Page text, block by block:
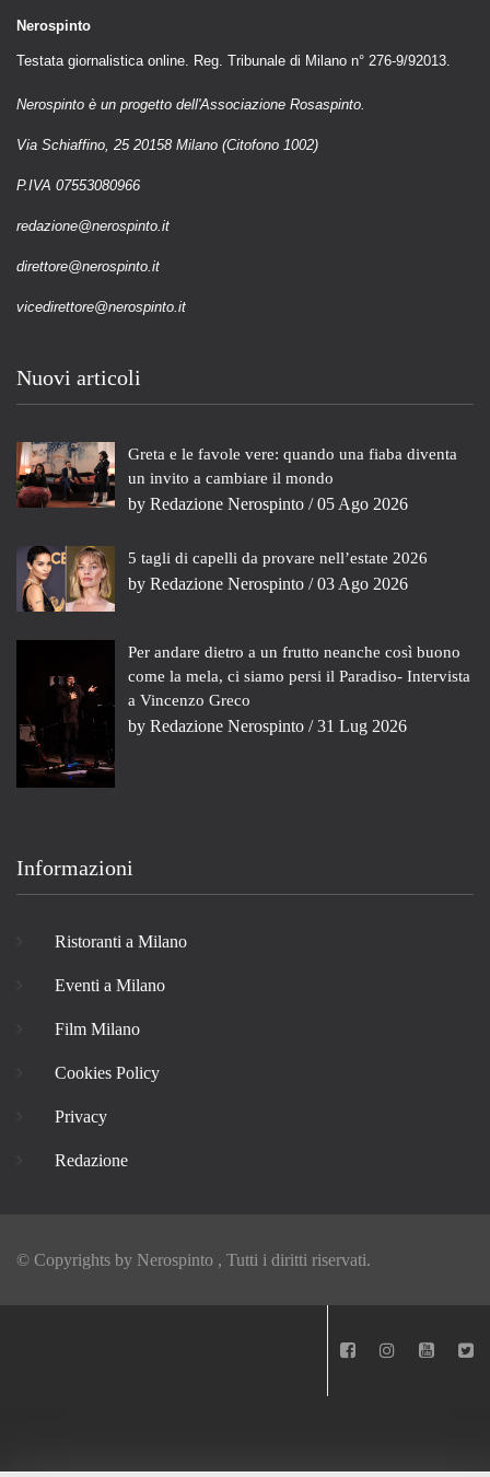
Nerospinto
Testata giornalistica online. Reg. Tribunale di Milano n° 276-9/92013.
Nerospinto è un progetto dell'Associazione Rosaspinto.
Via Schiaffino, 25 20158 Milano (Citofono 1002)
P.IVA 07553080966
redazione@nerospinto.it
direttore@nerospinto.it
vicedirettore@nerospinto.it
Nuovi articoli
Greta e le favole vere: quando una fiaba diventa
un invito a cambiare il mondo
by Redazione Nerospinto / 05 Ago 2026
5 tagli di capelli da provare nell’estate 2026
by Redazione Nerospinto / 03 Ago 2026
Per andare dietro a un frutto neanche così buono
come la mela, ci siamo persi il Paradiso- Intervista
a Vincenzo Greco
by Redazione Nerospinto / 31 Lug 2026
Informazioni
Ristoranti a Milano
Eventi a Milano
Film Milano
Cookies Policy
Privacy
Redazione
© Copyrights by Nerospinto , Tutti i diritti riservati.